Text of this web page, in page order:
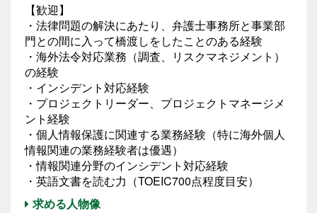
【歓迎】
・法律問題の解決にあたり、弁護士事務所と事業部
門との間に入って橋渡しをしたことのある経験
・海外法令対応業務（調査、リスクマネジメント）
の経験
・インシデント対応経験
・プロジェクトリーダー、プロジェクトマネージメ
ント経験
・個人情報保護に関連する業務経験（特に海外個人
情報関連の業務経験者は優遇）
・情報関連分野のインシデント対応経験
・英語文書を読む力（TOEIC700点程度目安）
求める人物像